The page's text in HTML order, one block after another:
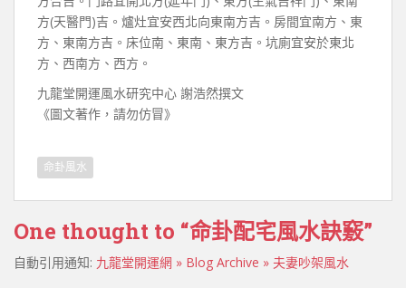
方(天醫門)吉。爐灶宜安西北向東南方吉。房間宜南方、東
方、東南方吉。床位南、東南、東方吉。坑廁宜安於東北
方、西南方、西方。
九龍堂開運風水研究中心 謝浩然撰文
《圖文著作，請勿仿冒》
命卦風水
One thought to “命卦配宅風水訣竅”
自動引用通知: 九龍堂開運網 » Blog Archive » 夫妻吵架風水